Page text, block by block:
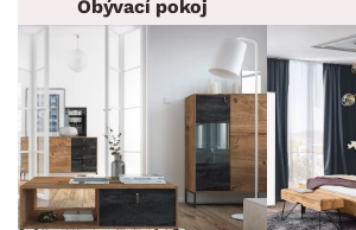
Obývací pokoj